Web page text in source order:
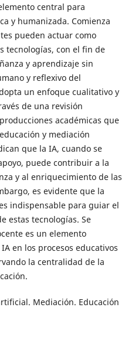
central para
y humanizada. Comienza
pueden actuar como
tecnologías, con el fin de
y aprendizaje sin
y reflexivo del
un enfoque cualitativo y
de una revisión
académicas que
y mediación
que la IA, cuando se
puede contribuir a la
y al enriquecimiento de las
es evidente que la
indispensable para guiar el
estas tecnologías. Se
es un elemento
en los procesos educativos
la centralidad de la
Mediación. Educación